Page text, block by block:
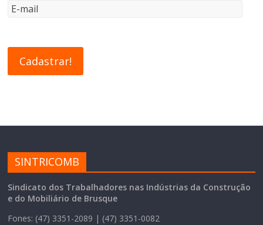
SINTRICOMB
Sindicato dos Trabalhadores nas Indústrias da Construção
e do Mobiliário de Brusque
Fones: (47) 3351-2089 | (47) 3351-0082